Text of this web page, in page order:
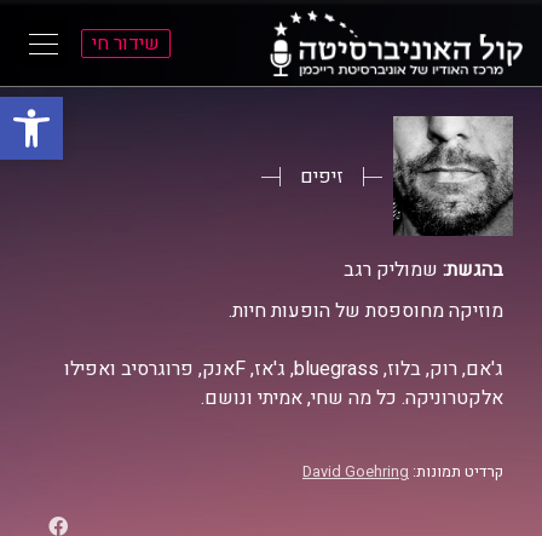
פתח
התפריט
הראשי
התוכן
הראשי
שידור חי
זיפים
בהגשת: שמוליק רגב
מוזיקה מחוספסת של הופעות חיות.
ג'אם, רוק, בלוז, bluegrass, ג'אז, Fאנק, פרוגרסיב ואפילו
אלקטרוניקה. כל מה שחי, אמיתי ונושם.
קרדיט תמונות: David Goehring